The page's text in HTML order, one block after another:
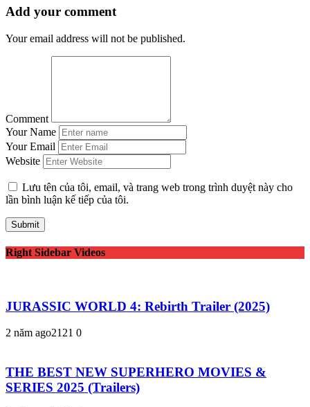
Add your comment
Your email address will not be published.
Comment
Your Name
Your Email
Website
Lưu tên của tôi, email, và trang web trong trình duyệt này cho
lần bình luận kế tiếp của tôi.
Right Sidebar Videos
JURASSIC WORLD 4: Rebirth Trailer (2025)
2 năm ago2121 0
THE BEST NEW SUPERHERO MOVIES &
SERIES 2025 (Trailers)